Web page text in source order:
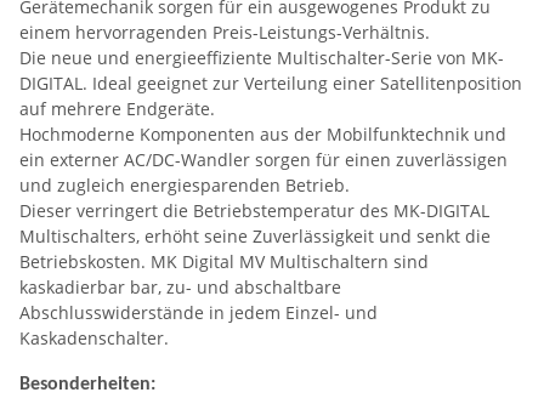
Gerätemechanik sorgen für ein ausgewogenes Produkt zu
einem hervorragenden Preis-Leistungs-Verhältnis.
Die neue und energieeffiziente Multischalter-Serie von MK-
DIGITAL. Ideal geeignet zur Verteilung einer Satellitenposition
auf mehrere Endgeräte.
Hochmoderne Komponenten aus der Mobilfunktechnik und
ein externer AC/DC-Wandler sorgen für einen zuverlässigen
und zugleich energiesparenden Betrieb.
Dieser verringert die Betriebstemperatur des MK-DIGITAL
Multischalters, erhöht seine Zuverlässigkeit und senkt die
Betriebskosten. MK Digital MV Multischaltern sind
kaskadierbar bar, zu- und abschaltbare
Abschlusswiderstände in jedem Einzel- und
Kaskadenschalter.
Besonderheiten: